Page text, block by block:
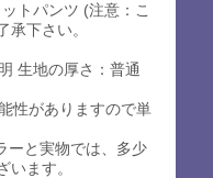
トパンツ (注意：こ
承下さい。
生地の厚さ：普通
性がありますので単
ーと実物では、多少
ます。